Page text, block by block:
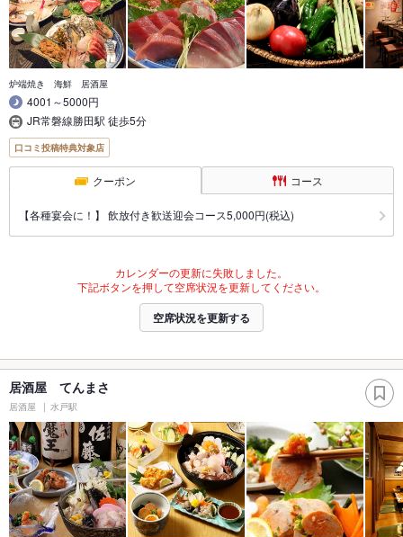
炉端焼き 海鮮 居酒屋
4001～5000円
JR常磐線勝田駅 徒歩5分
口コミ投稿特典対象店
クーポン コース
【各種宴会に！】 飲放付き歓送迎会コース5,000円(税込)
カレンダーの更新に失敗しました。
下記ボタンを押して空席状況を更新してください。
空席状況を更新する
居酒屋 てんまさ
居酒屋 水戸駅